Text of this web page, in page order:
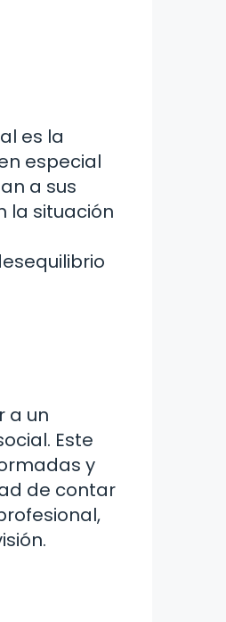
es la
especial
a sus
la situación
a un
Este
y
de contar